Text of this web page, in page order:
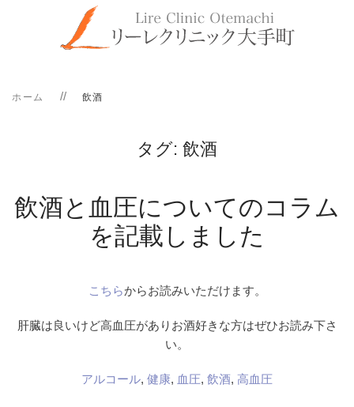
ホーム 飲酒
タグ: 飲酒
飲酒と血圧についてのコラム
を記載しました
こちらからお読みいただけます。
肝臓は良いけど高血圧がありお酒好きな方はぜひお読み下さ
い。
アルコール, 健康, 血圧, 飲酒, 高血圧